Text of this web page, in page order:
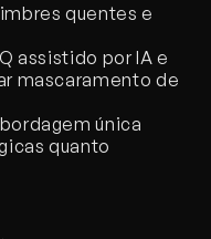
quentes e
assistido por IA e
mascaramento de
única
quanto